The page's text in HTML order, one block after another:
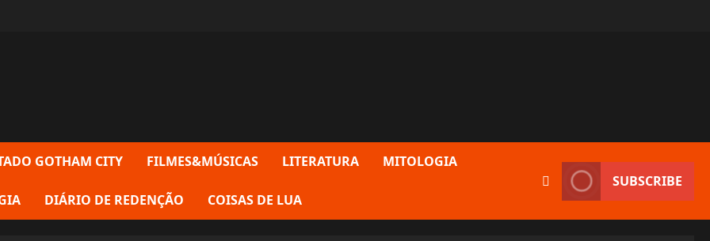
GOTHAM CITY FILMES&MÚSICAS LITERATURA MITOLOGIA
DIÁRIO DE REDENÇÃO COISAS DE LUA
SUBSCRIBE